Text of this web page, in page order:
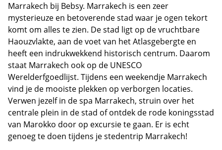
Marrakech bij Bebsy. Marrakech is een zeer
mysterieuze en betoverende stad waar je ogen tekort
komt om alles te zien. De stad ligt op de vruchtbare
Haouzvlakte, aan de voet van het Atlasgebergte en
heeft een indrukwekkend historisch centrum. Daarom
staat Marrakech ook op de UNESCO
Werelderfgoedlijst. Tijdens een weekendje Marrakech
vind je de mooiste plekken op verborgen locaties.
Verwen jezelf in de spa Marrakech, struin over het
centrale plein in de stad of ontdek de rode koningsstad
van Marokko door op excursie te gaan. Er is echt
genoeg te doen tijdens je stedentrip Marrakech!